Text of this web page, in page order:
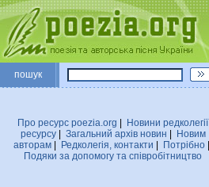
пошук
Про ресурс poezia.org
Новини редколегiї
ресурсу| Загальний архiв новин
Новим
авторам
Редколегiя, контакти Потрiбно
Подяки за допомогу та співробітництво